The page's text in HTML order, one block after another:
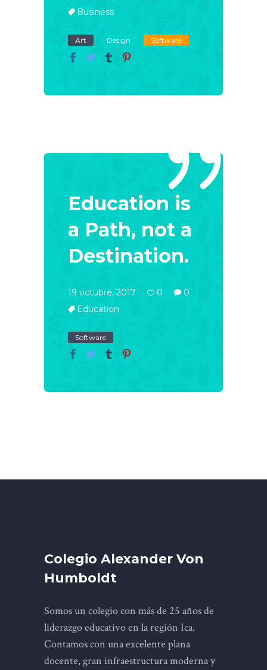
Business
Art Design Software
Education is
a Path, not a
Destination.
19 octubre, 2017 0
0
Education
Software
Colegio Alexander Von
Humboldt
Somos un colegio con más de 25 años de
liderazgo educativo en la región Ica.
Contamos con una excelente plana
docente, gran infraestructura moderna y